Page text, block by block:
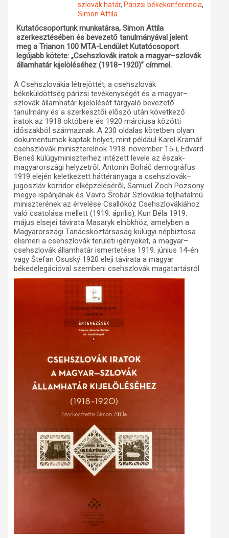
Műhelymunkák
szlovák határ, Párizsi békekonferencia,
Simon Attila
Kutatócsoportunk munkatársa, Simon Attila
szerkesztésében és bevezető tanulmányával jelent
meg a Trianon 100 MTA-Lendület Kutatócsoport
legújabb kötete: „Csehszlovák iratok a magyar–szlovák
államhatár kijelöléséhez (1918–1920)” címmel.
A Csehszlovákia létrejöttét, a csehszlovák
békeküldöttség párizsi tevékenységét és a magyar–
szlovák államhatár kijelölését tárgyaló bevezető
tanulmány és a szerkesztői előszó után következő
iratok az 1918 októbere és 1920 márciusa közötti
időszakból származnak. A 230 oldalas kötetben olyan
dokumentumok kaptak helyet, mint például Karel Kramář
csehszlovák miniszterelnök 1918. november 15-i, Edvard
Beneš külügyminiszterhez intézett levele az észak-
magyarországi helyzetről, Antonín Boháč demográfus
1919 elején keletkezett háttéranyaga a csehszlovák–
jugoszláv korridor elképzeléséről, Samuel Zoch Pozsony
megye ispánjának és Vavro Šrobár Szlovákia teljhatalmú
miniszterének az érvelése Csallóköz Csehszlovákiához
való csatolása mellett (1919. április), Kun Béla 1919.
május elsejei távirata Masaryk elnökhöz, amelyben a
Magyarországi Tanácsköztársaság külügyi népbiztosa
elismeri a csehszlovák területi igényeket, a magyar–
csehszlovák államhatár ismertetése 1919. június 14-én
vagy Štefan Osuský 1920 eleji távirata a magyar
békedelegációval szembeni csehszlovák magatartásról.